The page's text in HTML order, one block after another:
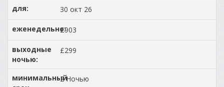
30 окт 26
£903
£299
2 Ночью